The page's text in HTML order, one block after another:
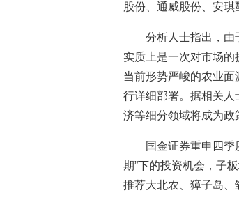
股份、通威股份、安
分析人士指出，由
实质上是一次对市场
当前形势严峻的农业
行详细部署。据相关
济等细分领域将成为政
国金证券重申四季
期”下的投资机会，子
推荐大北农、獐子岛、